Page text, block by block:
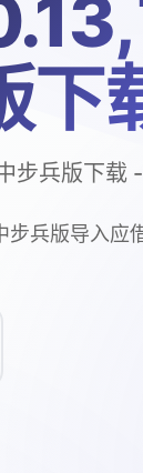
下
步兵版下载
步兵版导入应